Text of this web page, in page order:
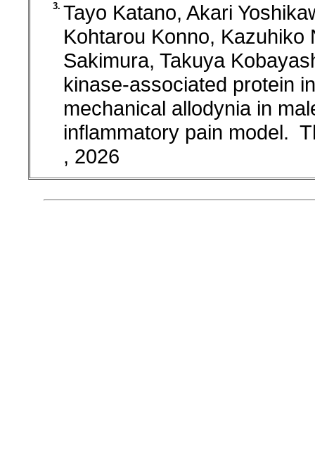
3. Tayo Katano, Akari
Kohtarou Konno, Kazuhiko
Sakimura, Takuya
kinase-associated protein
mechanical allodynia in
inflammatory pain model.
, 2026